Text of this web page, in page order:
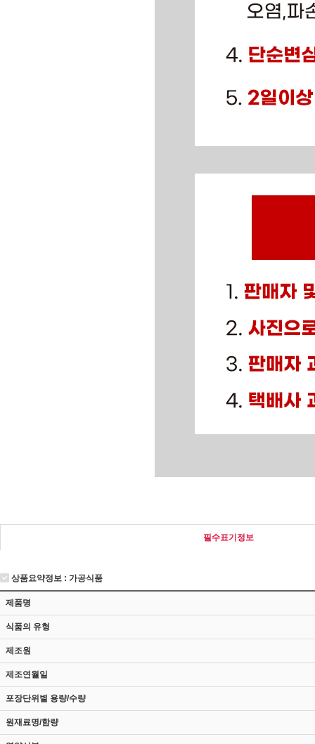
필수표기정보
상품요약정보 : 가공식품
제품명
식품의 유형
제조원
제조연월일
포장단위별 용량/수량
원재료명/함량